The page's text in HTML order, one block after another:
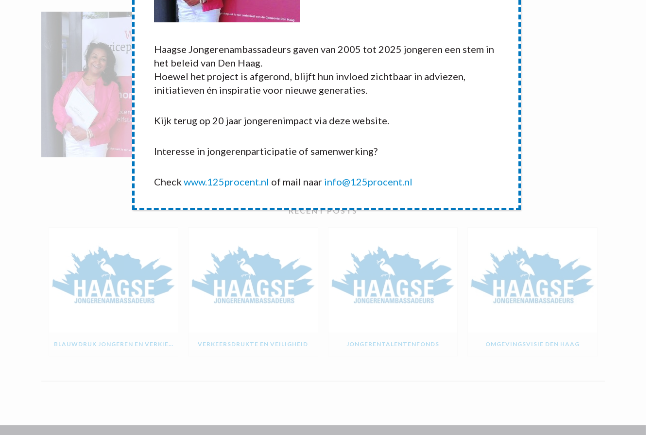
RECENT POSTS
BLAUWDRUK JONGEREN EN VERKIEZINGEN VERKEERSDRUKTE EN VEILIGHEID JONGERENTALENTENFONDS OMGEVINGSVISIE DEN HAAG
Haagse Jongerenambassadeurs gaven van 2005 tot 2025 jongeren een stem in
het beleid van Den Haag.
Hoewel het project is afgerond, blijft hun invloed zichtbaar in adviezen,
initiatieven én inspiratie voor nieuwe generaties.
Kijk terug op 20 jaar jongerenimpact via deze website.
Interesse in jongerenparticipatie of samenwerking?
Check www.125procent.nl of mail naar info@125procent.nl